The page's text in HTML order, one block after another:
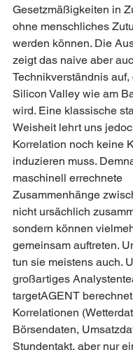
Gesetzmäßigkeiten in
ohne menschliches
werden können. Die
zeigt das naive aber
Technikverständnis
Silicon Valley wie am
wird. Eine klassische
Weisheit lehrt uns
Korrelation noch keine
induzieren muss.
maschinell errechnete
Zusammenhänge
nicht ursächlich
sondern können
gemeinsam auftreten.
tun sie meistens auch.
großartiges
targetAGENT
Korrelationen
Börsendaten,
Stundentakt, aber nur